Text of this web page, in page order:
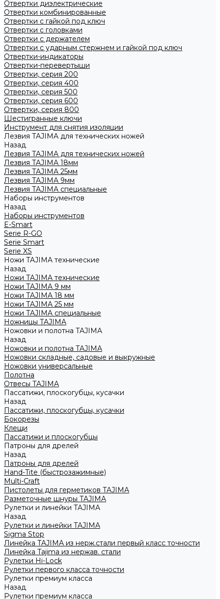
Отвертки диэлектрические
Отвертки комбинированные
Отвертки с гайкой под ключ
Отвертки с головками
Отвертки с держателем
Отвертки с ударным стержнем и гайкой под ключ
Отвертки-индикаторы
Отвертки-перевертыши
Отвертки, серия 200
Отвертки, серия 400
Отвертки, серия 500
Отвертки, серия 600
Отвертки, серия 800
Шестигранные ключи
Инструмент для снятия изоляции
Лезвия TAJIMA для технических ножей
Назад
Лезвия TAJIMA для технических ножей
Лезвия TAJIMA 18мм
Лезвия TAJIMA 25мм
Лезвия TAJIMA 9мм
Лезвия TAJIMA специальные
Наборы инструментов
Назад
Наборы инструментов
E-Smart
Serie R-GO
Serie Smart
Serie XS
Ножи TAJIMA технические
Назад
Ножи TAJIMA технические
Ножи TAJIMA 9 мм
Ножи TAJIMA 18 мм
Ножи TAJIMA 25 мм
Ножи TAJIMA специальные
Ножницы TAJIMA
Ножовки и полотна TAJIMA
Назад
Ножовки и полотна TAJIMA
Ножовки складные, садовые и выкружные
Ножовки универсальные
Полотна
Отвесы TAJIMA
Пассатижи, плоскогубцы, кусачки
Назад
Пассатижи, плоскогубцы, кусачки
Бокорезы
Клещи
Пассатижи и плоскогубцы
Патроны для дрелей
Назад
Патроны для дрелей
Hand-Tite (быстрозажимные)
Multi-Craft
Пистолеты для герметиков TAJIMA
Разметочные шнуры TAJIMA
Рулетки и линейки TAJIMA
Назад
Рулетки и линейки TAJIMA
Sigma Stop
Линейка TAJIMA из нерж.стали первый класс точности
Линейка Tajima из нержав. стали
Рулетки Hi-Lock
Рулетки первого класса точности
Рулетки премиум класса
Назад
Рулетки премиум класса